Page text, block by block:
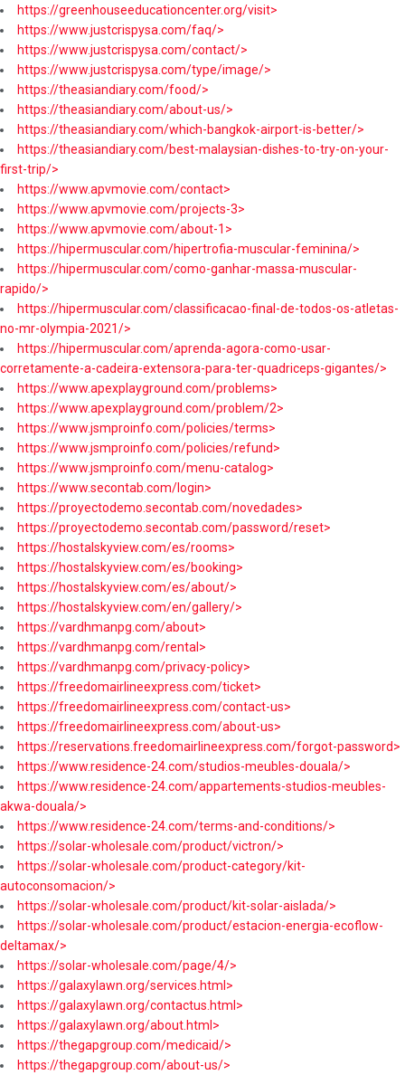
https://greenhouseeducationcenter.org/visit>
https://www.justcrispysa.com/faq/>
https://www.justcrispysa.com/contact/>
https://www.justcrispysa.com/type/image/>
https://theasiandiary.com/food/>
https://theasiandiary.com/about-us/>
https://theasiandiary.com/which-bangkok-airport-is-better/>
https://theasiandiary.com/best-malaysian-dishes-to-try-on-your-
first-trip/>
https://www.apvmovie.com/contact>
https://www.apvmovie.com/projects-3>
https://www.apvmovie.com/about-1>
https://hipermuscular.com/hipertrofia-muscular-feminina/>
https://hipermuscular.com/como-ganhar-massa-muscular-
rapido/>
https://hipermuscular.com/classificacao-final-de-todos-os-atletas-
no-mr-olympia-2021/>
https://hipermuscular.com/aprenda-agora-como-usar-
corretamente-a-cadeira-extensora-para-ter-quadriceps-gigantes/>
https://www.apexplayground.com/problems>
https://www.apexplayground.com/problem/2>
https://www.jsmproinfo.com/policies/terms>
https://www.jsmproinfo.com/policies/refund>
https://www.jsmproinfo.com/menu-catalog>
https://www.secontab.com/login>
https://proyectodemo.secontab.com/novedades>
https://proyectodemo.secontab.com/password/reset>
https://hostalskyview.com/es/rooms>
https://hostalskyview.com/es/booking>
https://hostalskyview.com/es/about/>
https://hostalskyview.com/en/gallery/>
https://vardhmanpg.com/about>
https://vardhmanpg.com/rental>
https://vardhmanpg.com/privacy-policy>
https://freedomairlineexpress.com/ticket>
https://freedomairlineexpress.com/contact-us>
https://freedomairlineexpress.com/about-us>
https://reservations.freedomairlineexpress.com/forgot-password>
https://www.residence-24.com/studios-meubles-douala/>
https://www.residence-24.com/appartements-studios-meubles-
akwa-douala/>
https://www.residence-24.com/terms-and-conditions/>
https://solar-wholesale.com/product/victron/>
https://solar-wholesale.com/product-category/kit-
autoconsomacion/>
https://solar-wholesale.com/product/kit-solar-aislada/>
https://solar-wholesale.com/product/estacion-energia-ecoflow-
deltamax/>
https://solar-wholesale.com/page/4/>
https://galaxylawn.org/services.html>
https://galaxylawn.org/contactus.html>
https://galaxylawn.org/about.html>
https://thegapgroup.com/medicaid/>
https://thegapgroup.com/about-us/>